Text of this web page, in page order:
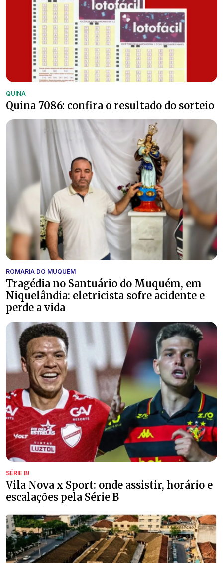
QUINA
Quina 7086: confira o resultado do sorteio
ROMARIA DO MUQUÉM
Tragédia no Santuário do Muquém, em
Niquelândia: eletricista sofre acidente e
perde a vida
SÉRIE B!
Vila Nova x Sport: onde assistir, horário e
escalações pela Série B